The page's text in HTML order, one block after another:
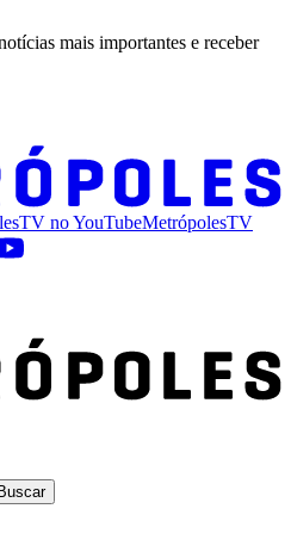
mais importantes e receber
noYouTubeMetrópolesTV